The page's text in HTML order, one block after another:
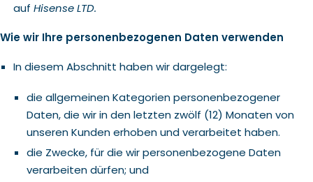
auf Hisense LTD.
Wie wir Ihre personenbezogenen Daten verwenden
In diesem Abschnitt haben wir dargelegt:
die allgemeinen Kategorien personenbezogener
Daten, die wir in den letzten zwölf (12) Monaten von
unseren Kunden erhoben und verarbeitet haben.
die Zwecke, für die wir personenbezogene Daten
verarbeiten dürfen; und